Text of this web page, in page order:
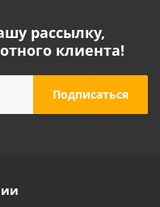
рассылку,
клиента!